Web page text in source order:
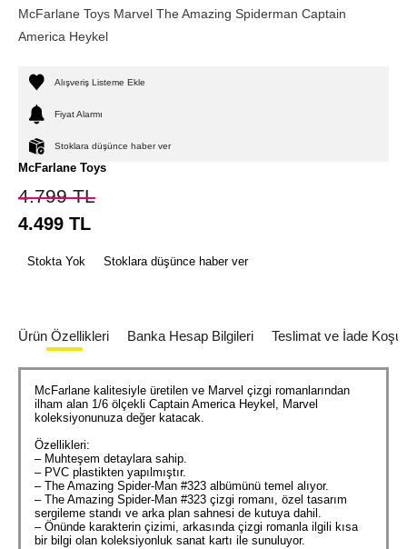
McFarlane Toys Marvel The Amazing Spiderman Captain
America Heykel
Alışveriş Listeme Ekle
Fiyat Alarmı
Stoklara düşünce haber ver
McFarlane Toys
4.799TL
4.499 TL
Stokta Yok Stoklara düşünce haber ver
Ürün Özellikleri Banka Hesap Bilgileri Teslimat ve İade
McFarlane kalitesiyle üretilen ve Marvel çizgi romanlarından
ilham alan 1/6 ölçekli Captain America Heykel, Marvel
koleksiyonunuza değer katacak.
Özellikleri:
– Muhteşem detaylara sahip.
– PVC plastikten yapılmıştır.
– The Amazing Spider-Man #323 albümünü temel alıyor.
– The Amazing Spider-Man #323 çizgi romanı, özel tasarım
sergileme standı ve arka plan sahnesi de kutuya dahil.
– Önünde karakterin çizimi, arkasında çizgi romanla ilgili kısa
bir bilgi olan koleksiyonluk sanat kartı ile sunuluyor.